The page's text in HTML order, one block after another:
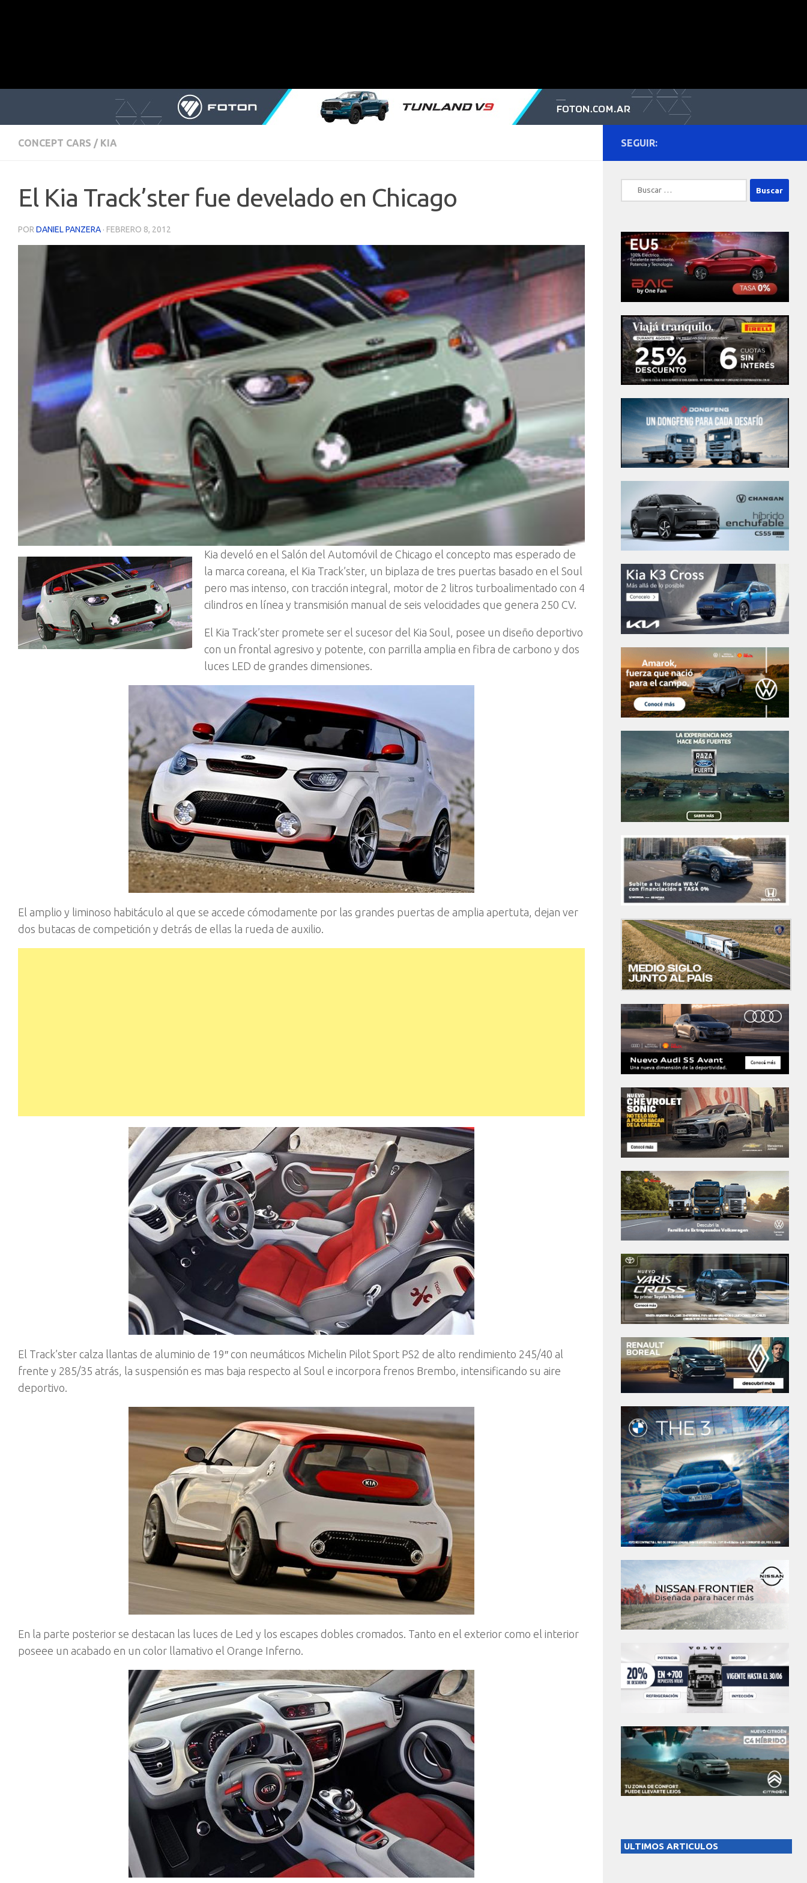
CONCEPT CARS / KIA
El Kia Track’ster fue develado en Chicago
POR DANIEL PANZERA · FEBRERO 8, 2012
Kia develó en el Salón del Automóvil de Chicago el concepto mas esperado de
la marca coreana, el Kia Track’ster, un biplaza de tres puertas basado en el Soul
pero mas intenso, con tracción integral, motor de 2 litros turboalimentado con 4
cilindros en línea y transmisión manual de seis velocidades que genera 250 CV.
El Kia Track’ster promete ser el sucesor del Kia Soul, posee un diseño deportivo
con un frontal agresivo y potente, con parrilla amplia en fibra de carbono y dos
luces LED de grandes dimensiones.
El amplio y liminoso habitáculo al que se accede cómodamente por las grandes puertas de amplia apertuta, dejan ver
dos butacas de competición y detrás de ellas la rueda de auxilio.
El Track’ster calza llantas de aluminio de 19″ con neumáticos Michelin Pilot Sport PS2 de alto rendimiento 245/40 al
frente y 285/35 atrás, la suspensión es mas baja respecto al Soul e incorpora frenos Brembo, intensificando su aire
deportivo.
En la parte posterior se destacan las luces de Led y los escapes dobles cromados. Tanto en el exterior como el interior
poseee un acabado en un color llamativo el Orange Inferno.
SEGUIR:
Buscar:
ULTIMOS ARTICULOS